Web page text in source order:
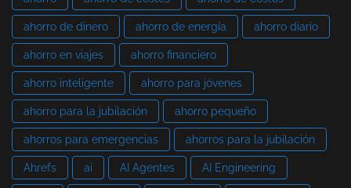
ahorro de dinero ahorro de energía ahorro diario
ahorro en viajes ahorro financiero
ahorro inteligente ahorro para jóvenes
ahorro para la jubilación ahorro pequeño
ahorros para emergencias ahorros para la jubilación
Ahrefs ai AI Agentes AI Engineering